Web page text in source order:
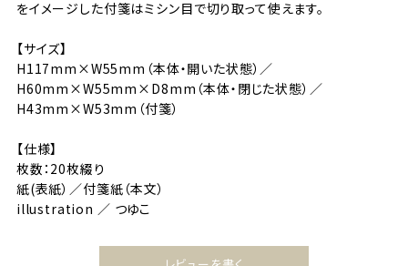
をイメージした付箋はミシン目で切り取って使えます。
【サイズ】
H117mm×W55mm（本体・開いた状態）／
H60mm×W55mm×D8mm（本体・閉じた状態）／
H43mm×W53mm（付箋）
【仕様】
枚数：20枚綴り
紙(表紙）／付箋紙（本文）
illustration ／ つゆこ